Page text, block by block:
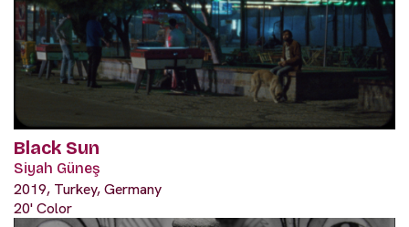
Black Sun
Siyah Güneş
2019, Turkey, Germany
20' Color